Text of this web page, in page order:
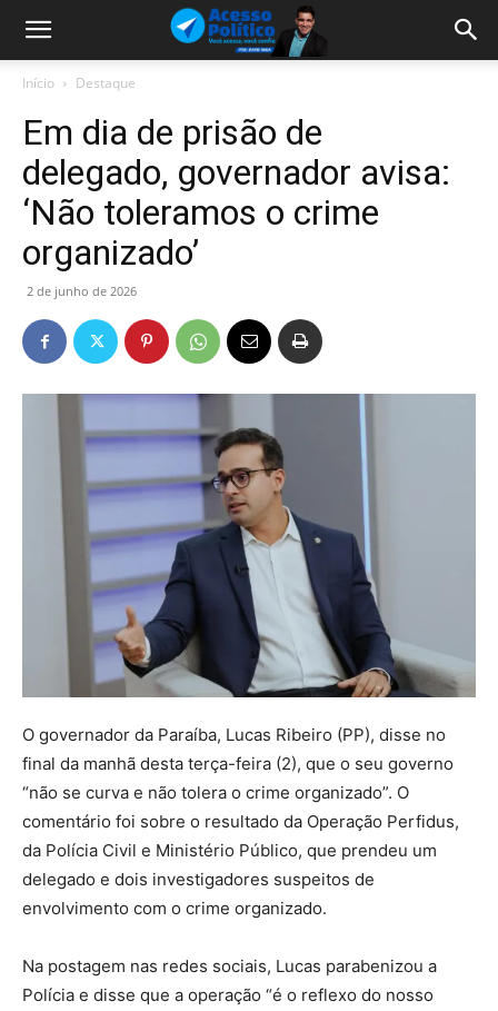
Início Destaque
Em dia de prisão de
delegado, governador avisa:
‘Não toleramos o crime
organizado’
2 de junho de 2026
O governador da Paraíba, Lucas Ribeiro (PP), disse no
final da manhã desta terça-feira (2), que o seu governo
“não se curva e não tolera o crime organizado”. O
comentário foi sobre o resultado da Operação Perfidus,
da Polícia Civil e Ministério Público, que prendeu um
delegado e dois investigadores suspeitos de
envolvimento com o crime organizado.
Na postagem nas redes sociais, Lucas parabenizou a
Polícia e disse que a operação “é o reflexo do nosso